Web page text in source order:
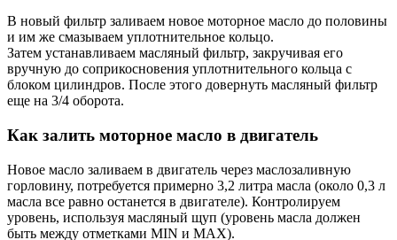
В новый фильтр заливаем новое моторное масло до половины
и им же смазываем уплотнительное кольцо.
Затем устанавливаем масляный фильтр, закручивая его
вручную до соприкосновения уплотнительного кольца с
блоком цилиндров. После этого довернуть масляный фильтр
еще на 3/4 оборота.
Как залить моторное масло в двигатель
Новое масло заливаем в двигатель через маслозаливную
горловину, потребуется примерно 3,2 литра масла (около 0,3 л
масла все равно останется в двигателе). Контролируем
уровень, используя масляный щуп (уровень масла должен
быть между отметками MIN и MAX).